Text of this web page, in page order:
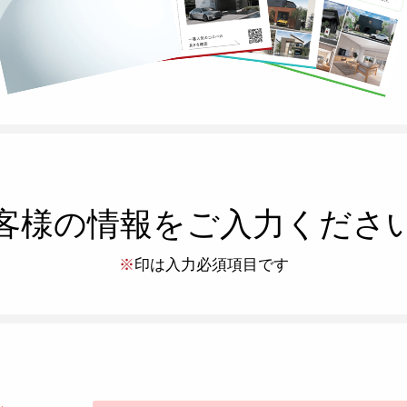
様の情報をご入力くださ
※印は入力必須項目です